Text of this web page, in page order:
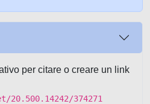
per citare o creare un link
374271